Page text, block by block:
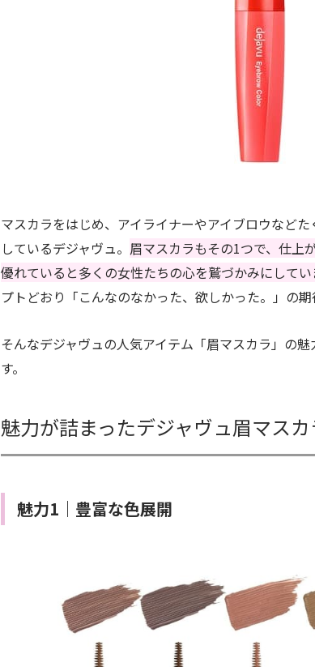
マスカラをはじめ、アイライナーやアイブロウなど
しているデジャヴュ。 眉マスカラもその1つで、仕上
優れていると多くの女性たちの心を鷲づかみにしてい
プトどおり「こんなのなかった、欲しかった。」の期
そんなデジャヴュの人気アイテム「眉マスカラ」の
す。
魅力が詰まったデジャヴュ眉マス
魅力1｜豊富な色展開